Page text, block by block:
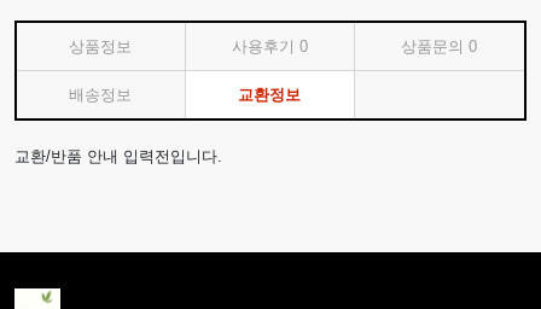
상품정보 사용후기 0 상품문의0
배송정보 교환정보
교환/반품 안내 입력전입니다.